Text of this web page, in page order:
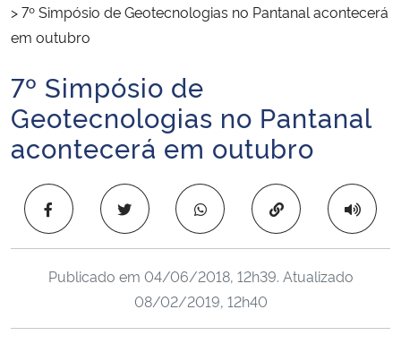
Ministério da Economia
Ministério da Infraestrutura
Ministério da Agricultura, Pecuária e Abastecimento
Ministério da Cidadania
>7º Simpósio de Geotecnologias no Pantanal acontecerá
em outubro
Início do conteúdo
7º Simpósio de
Geotecnologias no Pantanal
acontecerá em outubro
Copiar para área
Publicado em 04/06/2018, 12h39. Atualizado
08/02/2019, 12h40